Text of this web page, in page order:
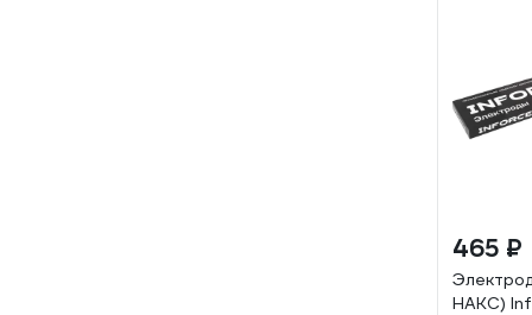
465 ₽
НАКС)